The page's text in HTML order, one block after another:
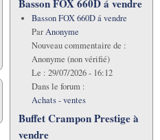
Basson FOX 660D á vendre
Basson FOX 660D á vendre
ParAnonyme
Nouveau commentaire de :
Anonyme (non vérifié)
Le : 29/07/2026 - 16:12
Dans le forum :
Achats - ventes
Buffet Crampon Prestige à
vendre